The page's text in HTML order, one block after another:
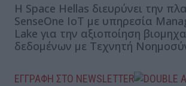
Η Space Hellas διευρύνει την
SenseOne ΙοΤ με υπηρεσία
Lake για την αξιοποίηση
δεδομένων με Τεχνητή
ΕΓΓΡΑΦΗ ΣΤΟ NEWSLETTER